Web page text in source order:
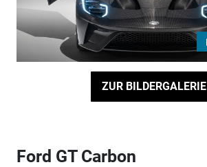
ZUR BILDERGALERIE
Ford GT Carbon